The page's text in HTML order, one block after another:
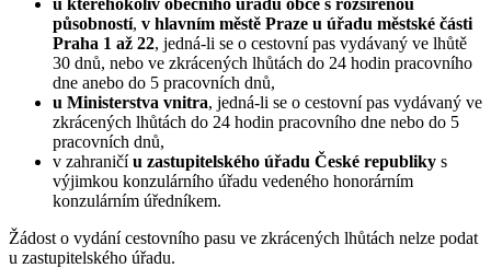
působností, v hlavním městě Praze u úřadu městské části
Praha 1 až 22, jedná-li se o cestovní pas vydávaný ve lhůtě
30 dnů, nebo ve zkrácených lhůtách do 24 hodin pracovního
dne anebo do 5 pracovních dnů,
u Ministerstva vnitra, jedná-li se o cestovní pas vydávaný ve
zkrácených lhůtách do 24 hodin pracovního dne nebo do 5
pracovních dnů,
v zahraničíu zastupitelského úřadu České republiky s
výjimkou konzulárního úřadu vedeného honorárním
konzulárním úředníkem.
Žádost o vydání cestovního pasu ve zkrácených lhůtách nelze podat
u zastupitelského úřadu.